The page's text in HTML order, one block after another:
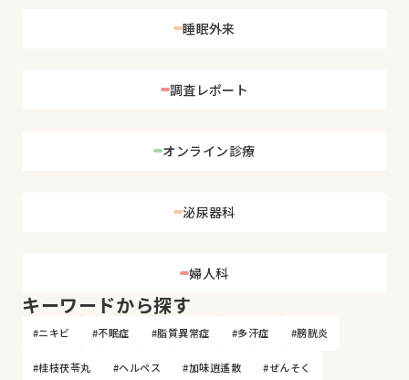
睡眠外来
調査レポート
オンライン診療
泌尿器科
婦人科
キーワードから探す
#ニキビ #不眠症 #脂質異常症 #多汗症 #膀胱炎
#桂枝茯苓丸 #ヘルペス #加味逍遙散 #ぜんそく